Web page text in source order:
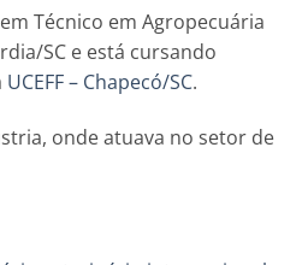
Técnico em Agropecuária
SC e está cursando
UCEFF – Chapecó/SC.
onde atuava no setor de